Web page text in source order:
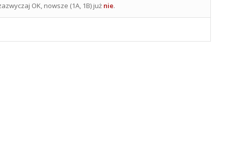
OK, nowsze (1A, 1B) już nie.